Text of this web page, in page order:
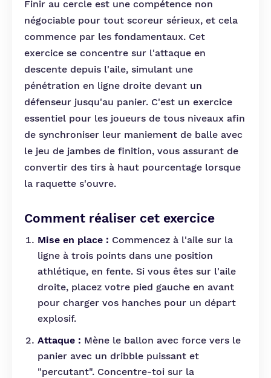
Finir au cercle est une compétence non
négociable pour tout scoreur sérieux, et cela
commence par les fondamentaux. Cet
exercice se concentre sur l'attaque en
descente depuis l'aile, simulant une
pénétration en ligne droite devant un
défenseur jusqu'au panier. C'est un exercice
essentiel pour les joueurs de tous niveaux afin
de synchroniser leur maniement de balle avec
le jeu de jambes de finition, vous assurant de
convertir des tirs à haut pourcentage lorsque
la raquette s'ouvre.
Comment réaliser cet exercice
Mise en place : Commencez à l'aile sur la
ligne à trois points dans une position
athlétique, en fente. Si vous êtes sur l'aile
droite, placez votre pied gauche en avant
pour charger vos hanches pour un départ
explosif.
Attaque : Mène le ballon avec force vers le
panier avec un dribble puissant et
"percutant". Concentre-toi sur la